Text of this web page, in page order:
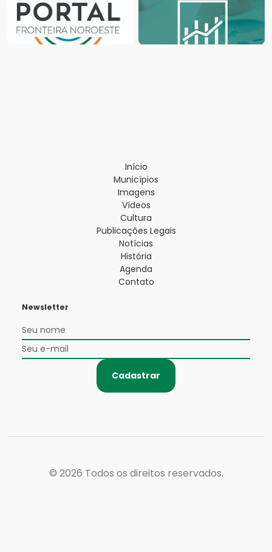
Início
Municípios
Imagens
Vídeos
Cultura
Publicações Legais
Notícias
História
Agenda
Contato
Newsletter
Cadastrar
© 2026 Todos os direitos reservados.